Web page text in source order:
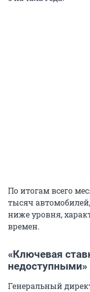
По итогам всего
тысяч
ниже уровня,
времен.
«Ключевая
недоступными»
Генеральный